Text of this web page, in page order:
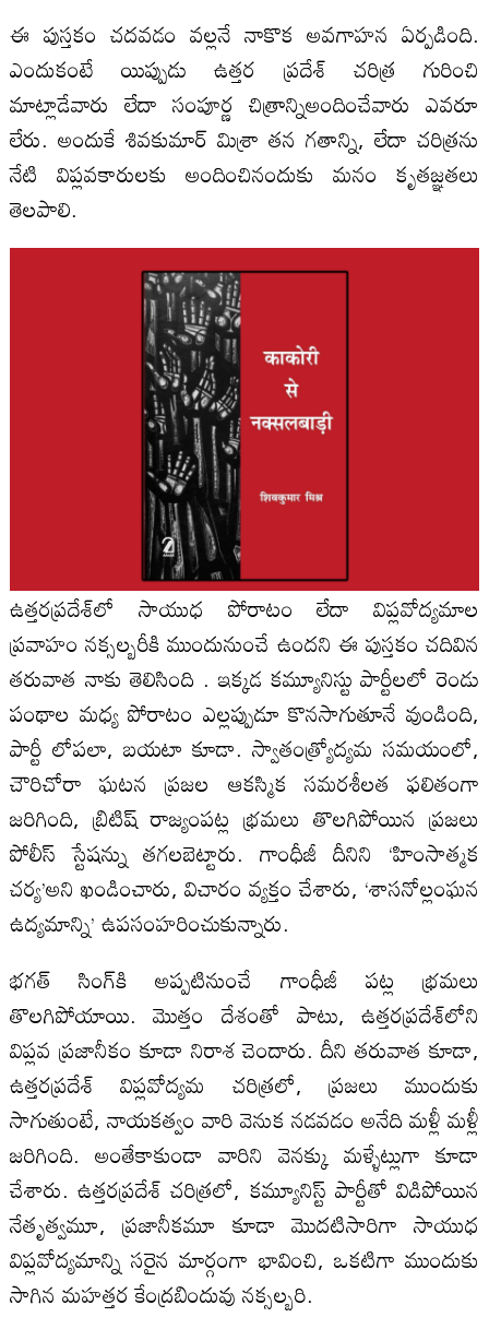
ఈ పుస్తకం చదవడం వల్లనే నాకొక అవగాహన ఏర్పడింది.
ఎందుకంటే యిప్పుడు ఉత్తర ప్రదేశ్ చరిత్ర గురించి
మాట్లాడేవారు లేదా సంపూర్ణ చిత్రాన్నిఅందించేవారు ఎవరూ
లేరు. అందుకే శివకుమార్ మిశ్రా తన గతాన్ని, లేదా చరిత్రను
నేటి విప్లవకారులకు అందించినందుకు మనం కృతజ్ఞతలు
తెలపాలి.
ఉత్తరప్రదేశ్‌లో సాయుధ పోరాటం లేదా విప్లవోద్యమాల
ప్రవాహం నక్సల్బరీకి ముందునుంచే ఉందని ఈ పుస్తకం చదివిన
తరువాత నాకు తెలిసింది . ఇక్కడ కమ్యూనిస్టు పార్టీలలో రెండు
పంథాల మధ్య పోరాటం ఎల్లప్పుడూ కొనసాగుతూనే వుండింది,
పార్టీ లోపలా, బయటా కూడా. స్వాతంత్ర్యోద్యమ సమయంలో,
చౌరిచోరా ఘటన ప్రజల ఆకస్మిక సమరశీలత ఫలితంగా
జరిగింది, బ్రిటిష్ రాజ్యంపట్ల భ్రమలు తొలగిపోయిన ప్రజలు
పోలీస్ స్టేషన్ను తగలబెట్టారు. గాంధీజీ దీనిని ‘హింసాత్మక
చర్య’అని ఖండించారు, విచారం వ్యక్తం చేశారు, ‘శాసనోల్లంఘన
ఉద్యమాన్ని’ ఉపసంహరించుకున్నారు.
భగత్ సింగ్‌కి అప్పటినుంచే గాంధీజీ పట్ల భ్రమలు
తొలగిపోయాయి. మొత్తం దేశంతో పాటు, ఉత్తరప్రదేశ్‌లోని
విప్లవ ప్రజానీకం కూడా నిరాశ చెందారు. దీని తరువాత కూడా,
ఉత్తరప్రదేశ్ విప్లవోద్యమ చరిత్రలో, ప్రజలు ముందుకు
సాగుతుంటే, నాయకత్వం వారి వెనుక నడవడం అనేది మళ్లీ మళ్లీ
జరిగింది. అంతేకాకుండా వారిని వెనక్కు మళ్ళేట్లుగా కూడా
చేశారు. ఉత్తరప్రదేశ్ చరిత్రలో, కమ్యూనిస్ట్ పార్టీతో విడిపోయిన
నేతృత్వమూ, ప్రజానీకమూ కూడా మొదటిసారిగా సాయుధ
విప్లవోద్యమాన్ని సరైన మార్గంగా భావించి, ఒకటిగా ముందుకు
సాగిన మహత్తర కేంద్రబిందువు నక్సల్బరి.